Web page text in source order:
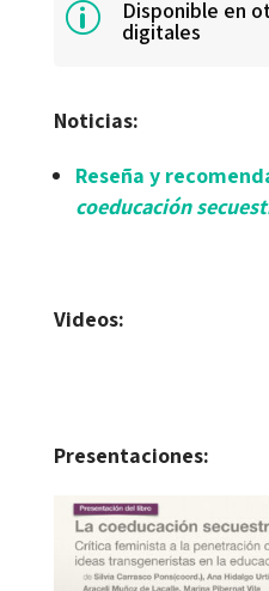
p Disponible en
digitales
Noticias:
Reseña y
coeducación
Videos:
Presentaciones: